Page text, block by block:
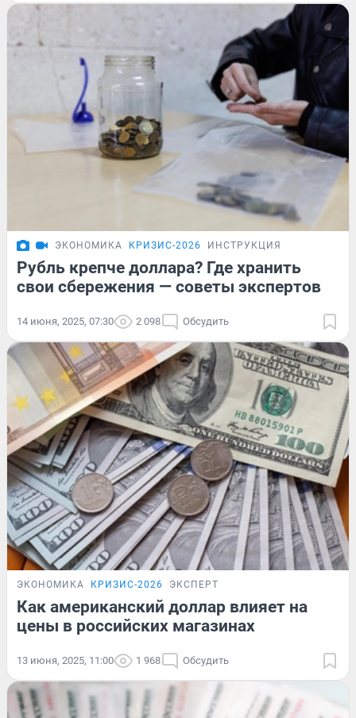
ЭКОНОМИКА КРИЗИС-2026 ИНСТРУКЦИЯ
Рубль крепче доллара? Где хранить
свои сбережения — советы экспертов
14 июня, 2025, 07:30 2 098 Обсудить
ЭКОНОМИКА КРИЗИС-2026 ЭКСПЕРТ
Как американский доллар влияет на
цены в российских магазинах
13 июня, 2025, 11:00 1 968 Обсудить